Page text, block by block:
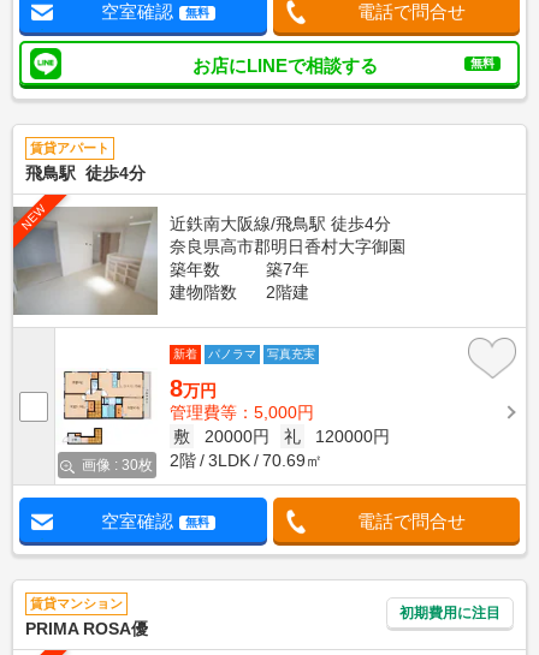
空室確認 無料 電話で問合せ
お店にLINEで相談する 無料
賃貸アパート
飛鳥駅 徒歩4分
NEW
近鉄南大阪線/飛鳥駅 徒歩4分
奈良県高市郡明日香村大字御園
築年数
築7年
建物階数
2階建
画像 : 30枚
新着 パノラマ 写真充実
8万円
管理費等：5,000円
敷
20000円 礼
120000円
2階
3LDK 70.69㎡
空室確認 無料 電話で問合せ
賃貸マンション
PRIMA ROSA優
初期費用に注目